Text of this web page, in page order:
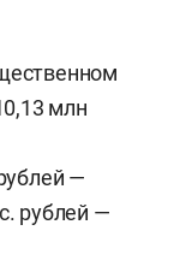
млн
—
рублей —